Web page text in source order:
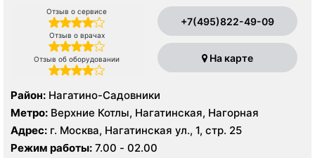
Отзыв о сервисе
Отзыв о врачах
Отзыв об оборудовании
+7(495)822-49-09
На карте
Район: Нагатино-Садовники
Метро: Верхние Котлы, Нагатинская, Нагорная
Адрес: г. Москва, Нагатинская ул., 1, стр. 25
Режим работы: 7.00 - 02.00